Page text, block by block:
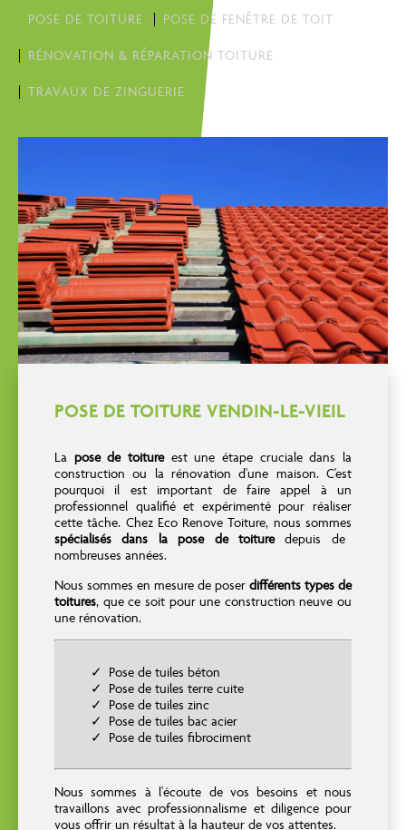
POSE DE TOITURE POSE DE FENÊTRE DE TOIT
RÉNOVATION & RÉPARATION TOITURE
TRAVAUX DE ZINGUERIE
POSE DE TOITURE VENDIN-LE-VIEIL
La pose de toitureest une étape cruciale dans la
construction ou la rénovation d'une maison. C'est
pourquoi il est important de faire appel à un
professionnel qualifié et expérimenté pour réaliser
cette tâche. Chez Eco Renove Toiture, nous sommes
spécialisés dans la pose de toituredepuis de
nombreuses années.
Nous sommes en mesure de poser différents types de
toitures, que ce soit pour une construction neuve ou
une rénovation.
Pose de tuiles béton
Pose de tuiles terre cuite
Pose de tuiles zinc
Pose de tuiles bac acier
Pose de tuiles fibrociment
Nous sommes à l'écoute de vos besoins et nous
travaillons avec professionnalisme et diligence pour
vous offrir un résultat à la hauteur de vos attentes.